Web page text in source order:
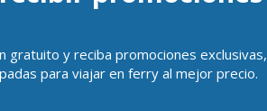
gratuito y reciba promociones exclusivas,
para viajar en ferry al mejor precio.